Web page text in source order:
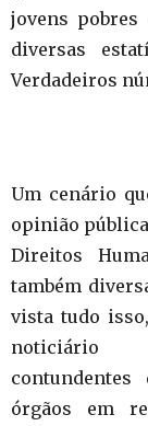
jovens pobres
diversas
Verdadeiros
Um cenário
opinião
Direitos
também
vista tudo
noticiário
órgãos em